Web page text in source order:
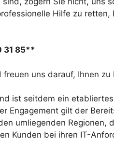
Hilfe zu
31 85**
uns darauf, Ihnen zu
ist seitdem ein
Engagement gilt der
umliegenden Regionen,
Kunden bei ihren IT-